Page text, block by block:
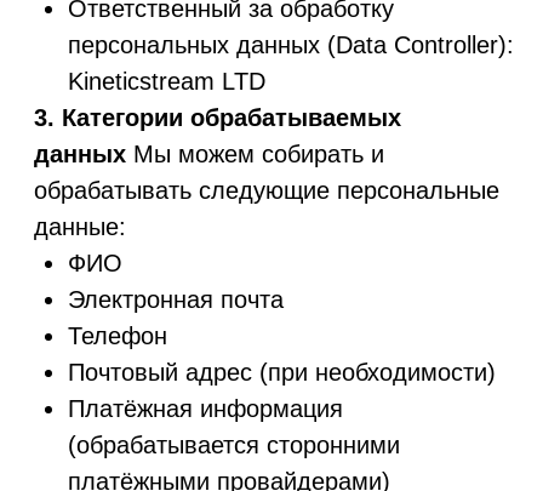
Платёжная информация
(обрабатывается сторонними
платёжными провайдерами)
IP-адрес, данные об устройстве и
браузере, действия на сайте (через
cookies и аналитику)
4. Цели и основания обработки
данныхПерсональные данные
обрабатываются исключительно при
наличии правового основания, включая:
Согласие пользователя (ст. 6(1)(a) UK
GDPR)
Исполнение договора (ст. 6(1)(b) UK
GDPR)
Законные интересы Компании (ст. 6(1)
(f) UK GDPR)
Соблюдение юридических
обязательств (ст. 6(1)(c) UK GDPR)
Цели обработки: